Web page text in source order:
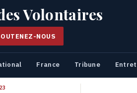
Volontaires
NOUS
France Tribune